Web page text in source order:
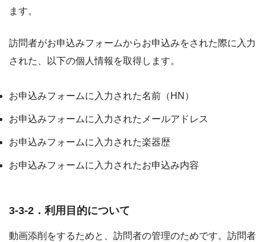
ます。
訪問者がお申込みフォームからお申込みをされた際に入力
された、以下の個人情報を取得します。
お申込みフォームに入力された名前（HN）
お申込みフォームに入力されたメールアドレス
お申込みフォームに入力された楽器歴
お申込みフォームに入力されたお申込み内容
3-3-2．利用目的について
動画添削をするためと、訪問者の管理のためです。訪問者